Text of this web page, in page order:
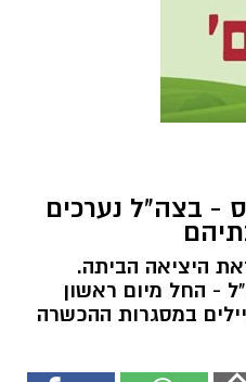
- בצה"ל נערכים
היציאה הביתה.
- החל מיום ראשון
במסגרות ההכשרה